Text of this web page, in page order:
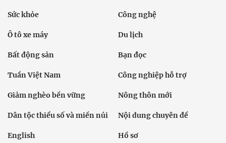
Sức khỏe Công nghệ
Ô tô xe máy Du lịch
Bất động sản Bạn đọc
Tuần Việt Nam Công nghiệp hỗ trợ
Giảm nghèo bền vững Nông thôn mới
Dân tộc thiểu số và miền núi Nội dung chuyên đề
English Hồ sơ